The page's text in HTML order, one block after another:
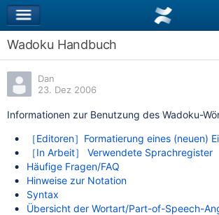
Wadoku Handbuch
Dan
23. Dez 2006
Informationen zur Benutzung des Wadoku-
［Editoren］Formatierung eines (neuen)
［In Arbeit］ Verwendete Sprachregister
Häufige Fragen/FAQ
Hinweise zur Notation
Syntax
Übersicht der Wortart/Part-of-Speech-